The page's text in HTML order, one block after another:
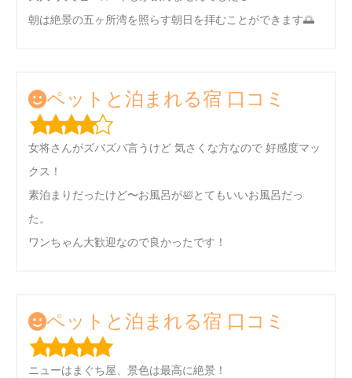
朝は絶景の五ヶ所湾を照らす朝日を拝むことができます🌅
ペットと泊まれる宿 口コミ
女将さんがズバズバ言うけど 気さくな方なので 好感度マッ
クス！
素泊まりだったけど〜お風呂が🛀とてもいいお風呂だっ
た。
ワンちゃん大歓迎なので良かったです！
ペットと泊まれる宿 口コミ
ニューはまぐち屋、景色は最高に絶景！